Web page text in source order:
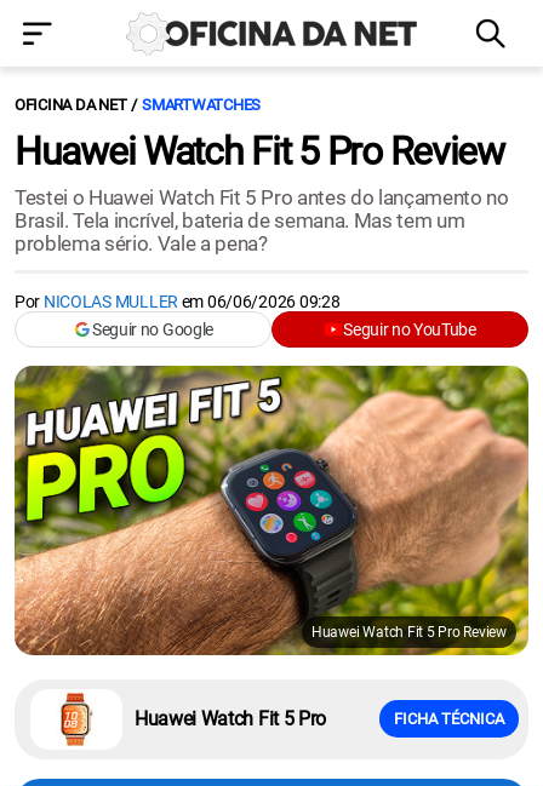
OFICINA DA NET SMARTWATCHES
Huawei Watch Fit 5 Pro Review
Testei o Huawei Watch Fit 5 Pro antes do lançamento no
Brasil. Tela incrível, bateria de semana. Mas tem um
problema sério. Vale a pena?
Por NICOLAS MULLER em06/06/2026 09:28
Seguir no Google
Seguir no YouTube
Huawei Watch Fit 5 Pro Review
Huawei Watch Fit 5 Pro FICHA TÉCNICA